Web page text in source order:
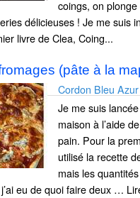
coings, on
délicieuses ! Je me suis
livre de Clea, Coing...
(pâte à la
Cordon Bleu Azur
Je me suis
maison à l’aide
pain. Pour la
utilisé la recette
mais les
eu de quoi faire deux …